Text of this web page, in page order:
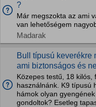
?
Már megszokta az ami
van lehetőségem
Madarak
Bull típusú keverékre
ami biztonságos és
Közepes testű, 18
használnánk. K9 típusú
hámok olyan
gondoltok? Esetleg